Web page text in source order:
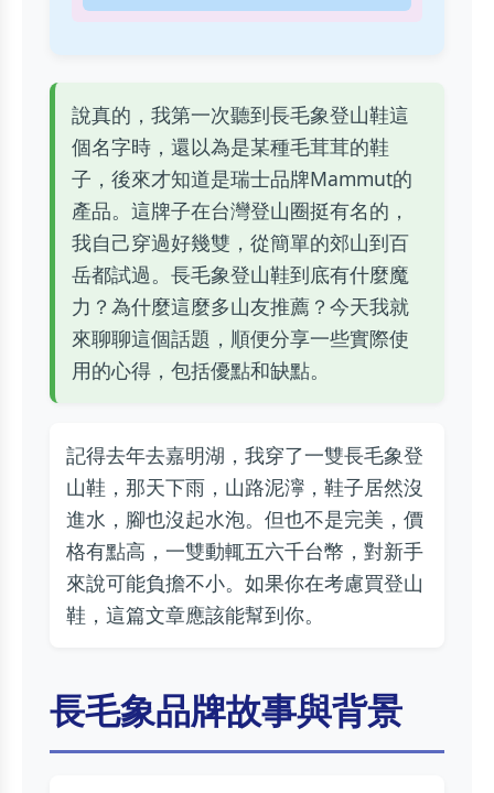
說真的，我第一次聽到長毛象登山鞋這
個名字時，還以為是某種毛茸茸的鞋
子，後來才知道是瑞士品牌Mammut的
產品。這牌子在台灣登山圈挺有名的，
我自己穿過好幾雙，從簡單的郊山到百
岳都試過。長毛象登山鞋到底有什麼魔
力？為什麼這麼多山友推薦？今天我就
來聊聊這個話題，順便分享一些實際使
用的心得，包括優點和缺點。
記得去年去嘉明湖，我穿了一雙長毛象登
山鞋，那天下雨，山路泥濘，鞋子居然沒
進水，腳也沒起水泡。但也不是完美，價
格有點高，一雙動輒五六千台幣，對新手
來說可能負擔不小。如果你在考慮買登山
鞋，這篇文章應該能幫到你。
長毛象品牌故事與背景